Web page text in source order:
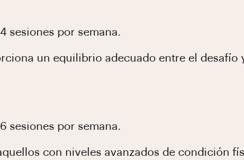
sesiones por semana.
un equilibrio adecuado entre el
sesiones por semana.
con niveles avanzados de condición